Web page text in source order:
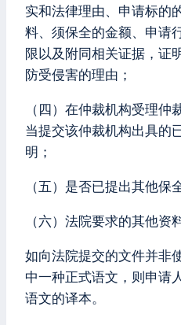
实和法律理由、申请标的
料、须保全的金额、申请
限以及附同相关证据，证
防受侵害的理由；
（四）在仲裁机构受理仲
当提交该仲裁机构出具的
明；
（五）是否已提出其他保
（六）法院要求的其他资
如向法院提交的文件并非
中一种正式语文，则申请
语文的译本。